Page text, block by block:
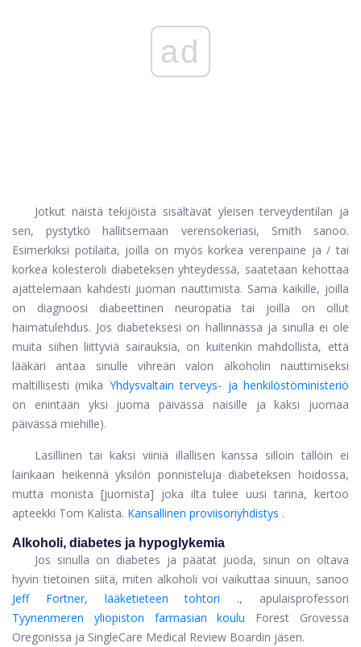
ad
Jotkut näistä tekijöistä sisältävät yleisen terveydentilan ja
sen, pystytkö hallitsemaan verensokeriasi, Smith sanoo.
Esimerkiksi potilaita, joilla on myös korkea verenpaine ja / tai
korkea kolesteroli diabeteksen yhteydessä, saatetaan kehottaa
ajattelemaan kahdesti juoman nauttimista. Sama kaikille, joilla
on diagnoosi diabeettinen neuropatia tai joilla on ollut
haimatulehdus. Jos diabeteksesi on hallinnassa ja sinulla ei ole
muita siihen liittyviä sairauksia, on kuitenkin mahdollista, että
lääkäri antaa sinulle vihreän valon alkoholin nauttimiseksi
maltillisesti (mikä Yhdysvaltain terveys- ja henkilöstöministeriö
on enintään yksi juoma päivässä naisille ja kaksi juomaa
päivässä miehille).
Lasillinen tai kaksi viiniä illallisen kanssa silloin tällöin ei
lainkaan heikennä yksilön ponnisteluja diabeteksen hoidossa,
mutta monista [juomista] joka ilta tulee uusi tarina, kertoo
apteekki Tom Kalista. Kansallinen proviisoriyhdistys .
Alkoholi, diabetes ja hypoglykemia
Jos sinulla on diabetes ja päätät juoda, sinun on oltava
hyvin tietoinen siitä, miten alkoholi voi vaikuttaa sinuun, sanoo
Jeff Fortner, lääketieteen tohtori
., apulaisprofessori
Tyynenmeren yliopiston farmasian koulu
Forest Grovessa
Oregonissa ja SingleCare Medical Review Boardin jäsen.